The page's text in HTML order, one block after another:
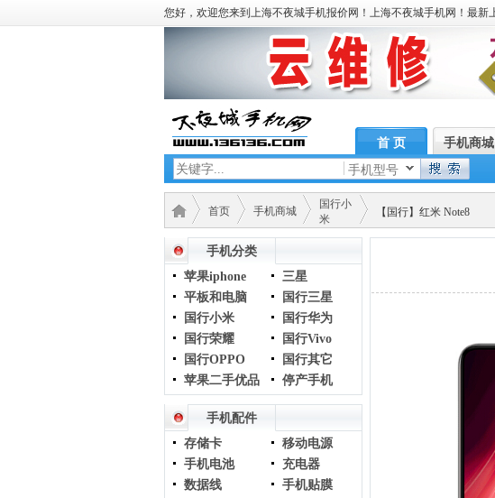
您好，欢迎您来到上海不夜城手机报价网！上海不夜城手机网！最新
首 页 手机商城
手机型号
首页 手机商城
国行小
米
【国行】红米 Note8
手机分类
苹果iphone
三星
平板和电脑
国行三星
国行小米
国行华为
国行荣耀
国行Vivo
国行OPPO
国行其它
苹果二手优品
停产手机
手机配件
存储卡
移动电源
手机电池
充电器
数据线
手机贴膜